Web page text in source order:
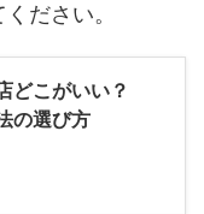
ださい。
どこがいい？
の選び方